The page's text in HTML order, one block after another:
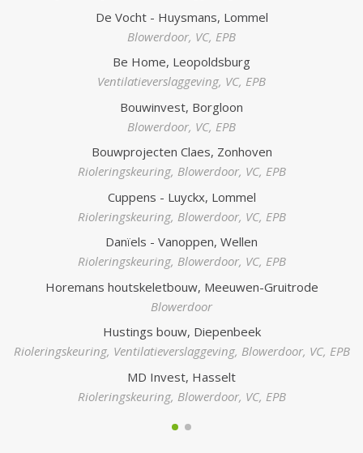
De Vocht - Huysmans, Lommel
Blowerdoor, VC, EPB
Be Home, Leopoldsburg
Ventilatieverslaggeving, VC, EPB
Bouwinvest, Borgloon
Blowerdoor, VC, EPB
Bouwprojecten Claes, Zonhoven
Rioleringskeuring, Blowerdoor, VC, EPB
Cuppens - Luyckx, Lommel
Rioleringskeuring, Blowerdoor, VC, EPB
Danïels - Vanoppen, Wellen
Rioleringskeuring, Blowerdoor, VC, EPB
Horemans houtskeletbouw, Meeuwen-Gruitrode
Blowerdoor
Hustings bouw, Diepenbeek
Rioleringskeuring, Ventilatieverslaggeving, Blowerdoor, VC, EPB
MD Invest, Hasselt
Rioleringskeuring, Blowerdoor, VC, EPB